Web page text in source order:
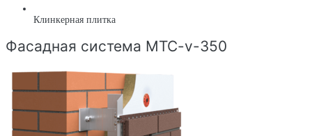
Клинкерная плитка
Фасадная система MTC-v-350